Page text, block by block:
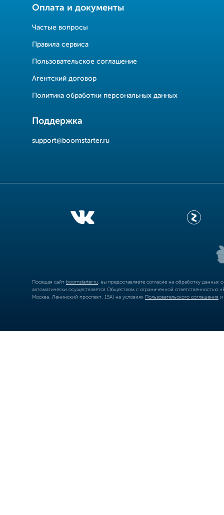
Оплата и документы
Частые вопросы
Правила сервиса
Пользовательское соглашение
Агентский договор
Политика обработки персональных данных
Поддержка
support@boomstarter.ru
Посещая сайт boomstarter.ru , вы предоставляете согласие на обработку
автоматически осуществляется Обществом с ограниченной
Москва, Ленинский проспект, 15А) на условиях Пользовательского соглашения и